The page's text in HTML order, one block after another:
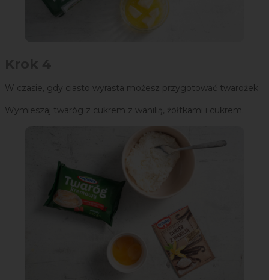
W czasie, gdy ciasto wyrasta możesz przygotować twarożek.
Wymieszaj twaróg z cukrem z wanilią, żółtkami i cukrem.